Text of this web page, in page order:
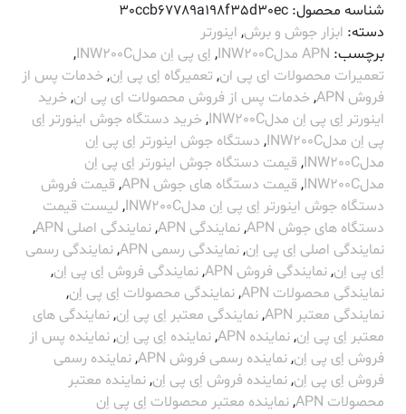
شناسه محصول: 30ccb67789a198f35d30ec
دسته: ابزار جوش و برش, اینورتر
برچسب: APN مدلINW200C , اِی پی اِن مدلINW200C
,
تعمیرات محصولات ای پی ان, تعمیرگاه اِی پی اِن,خدمات پس از
فروش APN
,خدمات پس از فروش محصولات ای پی ان,خرید
اینورتر اِی پی اِن مدلINW200C
,خرید دستگاه جوش اینورتر اِی
پی اِن مدلINW200C
, دستگاه جوش اینورتر اِی پی اِن
مدلINW200C
, قیمت دستگاه جوش اینورتر اِی پی اِن
مدلINW200C
, قیمت دستگاه های جوش APN , قیمت فروش
دستگاه جوش اینورتر اِی پی اِن مدلINW200C
, لیست قیمت
دستگاه های جوش APN
,نمایندگی APN ,نمایندگی اصلی APN
,
نمایندگی اصلی اِی پی اِن,نمایندگی رسمی APN ,نمایندگی رسمی
اِی پی اِن,نمایندگی فروش APN ,نمایندگی فروش اِی پی اِن,
نمایندگی محصولات APN
,نمایندگی محصولات اِی پی اِن,
نمایندگی معتبر APN
,نمایندگی معتبر اِی پی اِن,نمایندگی های
معتبر اِی پی اِن,نماینده APN ,نماینده اِی پی اِن,نماینده پس از
فروش اِی پی اِن,نماینده رسمی فروش APN ,نماینده رسمی
فروش اِی پی اِن,نماینده فروش اِی پی اِن,نماینده معتبر
محصولات APN
,نماینده معتبر محصولات اِی پی اِن